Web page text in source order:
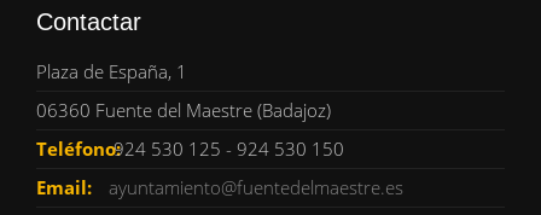
Contactar
Plaza de España, 1
06360 Fuente del Maestre (Badajoz)
Teléfono:924 530 125 - 924 530 150
Email:
ayuntamiento@fuentedelmaestre.es